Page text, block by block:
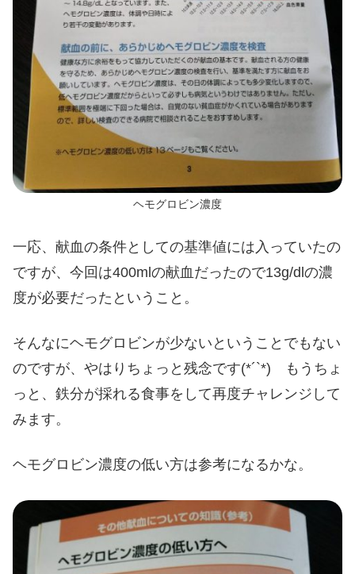
ヘモグロビン濃度
一応、献血の条件としての基準値には入っていたの
ですが、今回は400mlの献血だったので13g/dlの濃
度が必要だったということ。
そんなにヘモグロビンが少ないということでもない
のですが、やはりちょっと残念です(*´`*) もうちょ
っと、鉄分が採れる食事をして再度チャレンジして
みます。
ヘモグロビン濃度の低い方は参考になるかな。